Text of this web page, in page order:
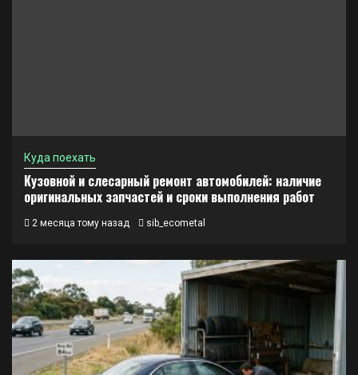
Куда поехать
Кузовной и слесарный ремонт автомобилей: наличие
оригинальных запчастей и сроки выполнения работ
2 месяца тому назад sib_ecometal